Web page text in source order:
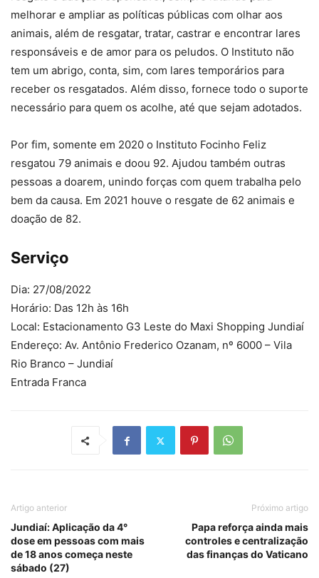
melhorar e ampliar as políticas públicas com olhar aos
animais, além de resgatar, tratar, castrar e encontrar lares
responsáveis e de amor para os peludos. O Instituto não
tem um abrigo, conta, sim, com lares temporários para
receber os resgatados. Além disso, fornece todo o suporte
necessário para quem os acolhe, até que sejam adotados.
Por fim, somente em 2020 o Instituto Focinho Feliz
resgatou 79 animais e doou 92. Ajudou também outras
pessoas a doarem, unindo forças com quem trabalha pelo
bem da causa. Em 2021 houve o resgate de 62 animais e
doação de 82.
Serviço
Dia: 27/08/2022
Horário: Das 12h ​às 16h
Local: Estacionamento G3 Leste do Maxi Shopping Jundiaí
Endereço: Av. Antônio Frederico Ozanam, nº 6000 – Vila
Rio Branco – Jundiaí
Entrada Franca
Artigo anterior
Jundiaí: Aplicação da 4°
dose em pessoas com mais
de 18 anos começa neste
sábado (27)
Próximo artigo
Papa reforça ainda mais
controles e centralização
das finanças do Vaticano